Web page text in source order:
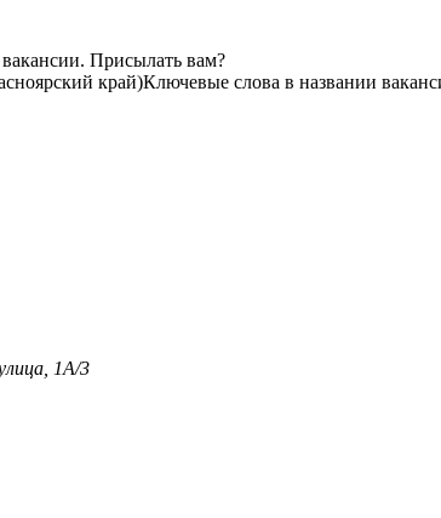
Присылать вам?
край)Ключевые слова в названии
1А/3